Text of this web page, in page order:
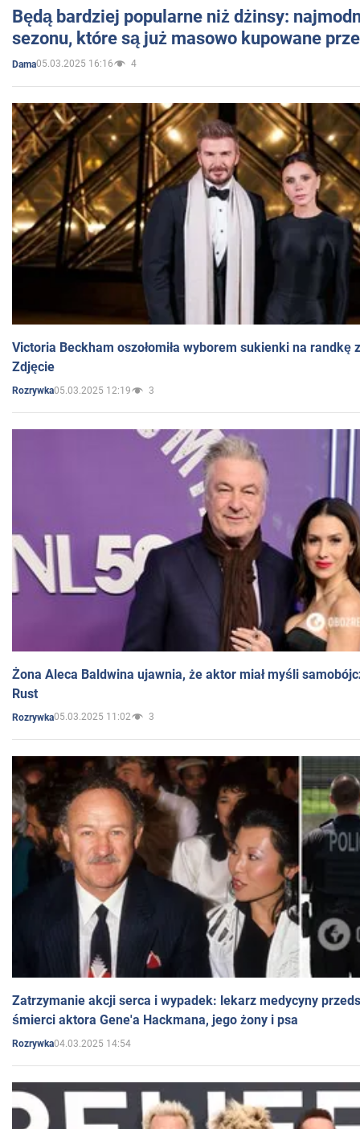
Będą bardziej popularne niż dżinsy:
sezonu, które są już masowo kupowane
Dama05.03.2025 16:16 4
Victoria Beckham oszołomiła wyborem sukienki na randkę
Zdjęcie
Rozrywka05.03.2025 12:19 3
Żona Aleca Baldwina ujawnia, że aktor miał myśli
Rust
Rozrywka05.03.2025 11:02 3
Zatrzymanie akcji serca i wypadek: lekarz medycyny
śmierci aktora Gene'a Hackmana, jego żony i psa
Rozrywka04.03.2025 14:54